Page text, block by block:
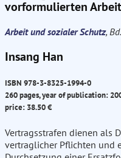
vorformulierten
Arbeit und sozialer Schutz,
Insang Han
ISBN 978-3-8325-1994-0
260 pages, year of publication:
price: 38.50 €
Vertragsstrafen dienen als
vertraglicher Pflichten und